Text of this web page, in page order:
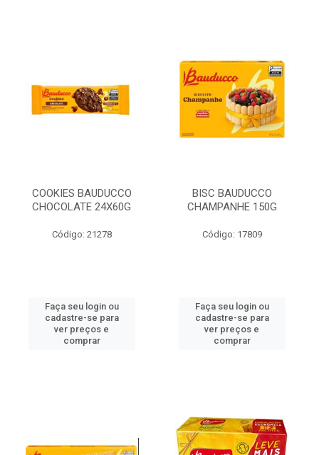
COOKIES BAUDUCCO
CHOCOLATE 24X60G
Código: 21278
Faça seu login ou
cadastre-se para
ver preços e
comprar
BISC BAUDUCCO
CHAMPANHE 150G
Código: 17809
Faça seu login ou
cadastre-se para
ver preços e
comprar